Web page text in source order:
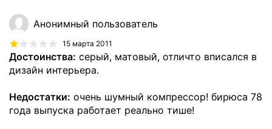
Анонимный пользователь
15 марта 2011
Достоинства: серый, матовый, отличто вписался в
дизайн интерьера.
Недостатки: очень шумный компрессор! бирюса 78
года выпуска работает реально тише!